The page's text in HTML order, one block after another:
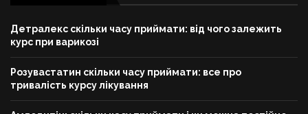
Детралекс скільки часу приймати: від чого залежить
курс при варикозі
Розувастатин скільки часу приймати: все про
тривалість курсу лікування